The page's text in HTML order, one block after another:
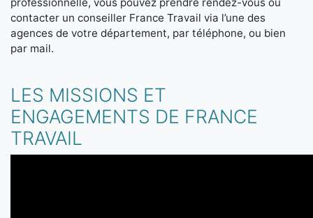
professionnelle, vous pouvez prendre rendez-vous ou
contacter un conseiller France Travail via l’une des
agences de votre département, par téléphone, ou bien
par mail.
LES MISSIONS ET
ENGAGEMENTS DE FRANCE
TRAVAIL